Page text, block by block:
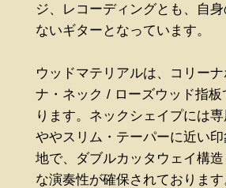
ジ、レコーディングとも、自
ないギターとなっています。
ウッドマテリアルは、コリー
ナ・ネック / ローズウッド指板
ります。ネックシェイプには専
ややスリム・テーパーに近い
地で、ダブルカッタウェイ構
な演奏性が確保されておりま